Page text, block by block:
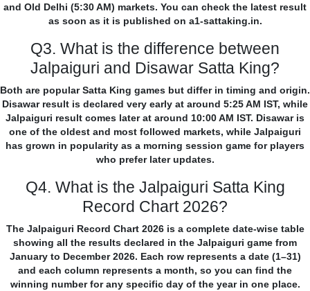
and Old Delhi (5:30 AM) markets. You can check the latest result
as soon as it is published on a1-sattaking.in.
Q3. What is the difference between
Jalpaiguri and Disawar Satta King?
Both are popular Satta King games but differ in timing and origin.
Disawar result is declared very early at around 5:25 AM IST, while
Jalpaiguri result comes later at around 10:00 AM IST. Disawar is
one of the oldest and most followed markets, while Jalpaiguri
has grown in popularity as a morning session game for players
who prefer later updates.
Q4. What is the Jalpaiguri Satta King
Record Chart 2026?
The Jalpaiguri Record Chart 2026 is a complete date-wise table
showing all the results declared in the Jalpaiguri game from
January to December 2026. Each row represents a date (1–31)
and each column represents a month, so you can find the
winning number for any specific day of the year in one place.